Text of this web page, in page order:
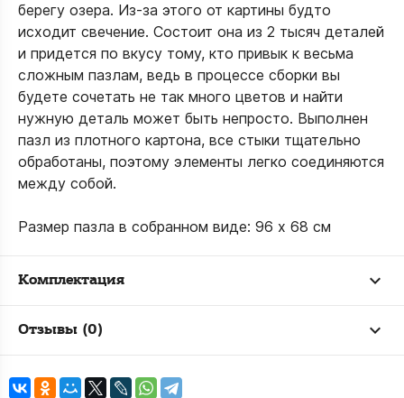
берегу озера. Из-за этого от картины будто
исходит свечение. Состоит она из 2 тысяч деталей
и придется по вкусу тому, кто привык к весьма
сложным пазлам, ведь в процессе сборки вы
будете сочетать не так много цветов и найти
нужную деталь может быть непросто. Выполнен
пазл из плотного картона, все стыки тщательно
обработаны, поэтому элементы легко соединяются
между собой.
Размер пазла в собранном виде: 96 x 68 см
Комплектация
Отзывы (0)